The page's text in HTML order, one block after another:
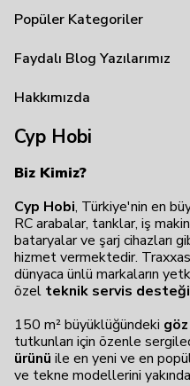
Popüler Kategoriler
Faydalı Blog Yazılarımız
Hakkımızda
Cyp Hobi
Biz Kimiz?
Cyp Hobi, Türkiye'nin en
RC arabalar, tanklar, iş
bataryalar ve şarj cihazları
hizmet vermektedir.
dünyaca ünlü markaların
özel teknik servis desteği
150 m² büyüklüğündeki
tutkunları için özenle
ürünü ile en yeni ve en
ve tekne modellerini